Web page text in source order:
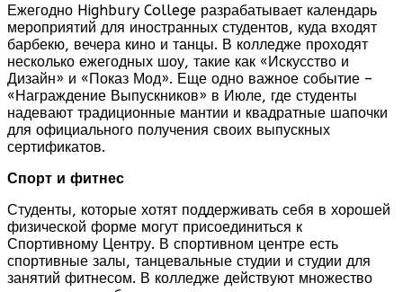
Ежегодно Highbury College разрабатывает календарь
мероприятий для иностранных студентов, куда входят
барбекю, вечера кино и танцы. В колледже проходят
несколько ежегодных шоу, такие как «Искусство и
Дизайн» и «Показ Мод». Еще одно важное событие –
«Награждение Выпускников» в Июле, где студенты
надевают традиционные мантии и квадратные шапочки
для официального получения своих выпускных
сертификатов.
Спорт и фитнес
Студенты, которые хотят поддерживать себя в хорошей
физической форме могут присоединиться к
Спортивному Центру. В спортивном центре есть
спортивные залы, танцевальные студии и студии для
занятий фитнесом. В колледже действуют множество